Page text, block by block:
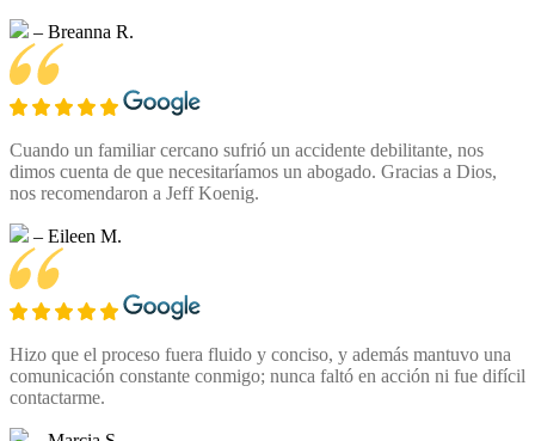
– Breanna R.
Cuando un familiar cercano sufrió un accidente debilitante, nos
dimos cuenta de que necesitaríamos un abogado. Gracias a Dios,
nos recomendaron a Jeff Koenig.
– Eileen M.
Hizo que el proceso fuera fluido y conciso, y además mantuvo una
comunicación constante conmigo; nunca faltó en acción ni fue difícil
contactarme.